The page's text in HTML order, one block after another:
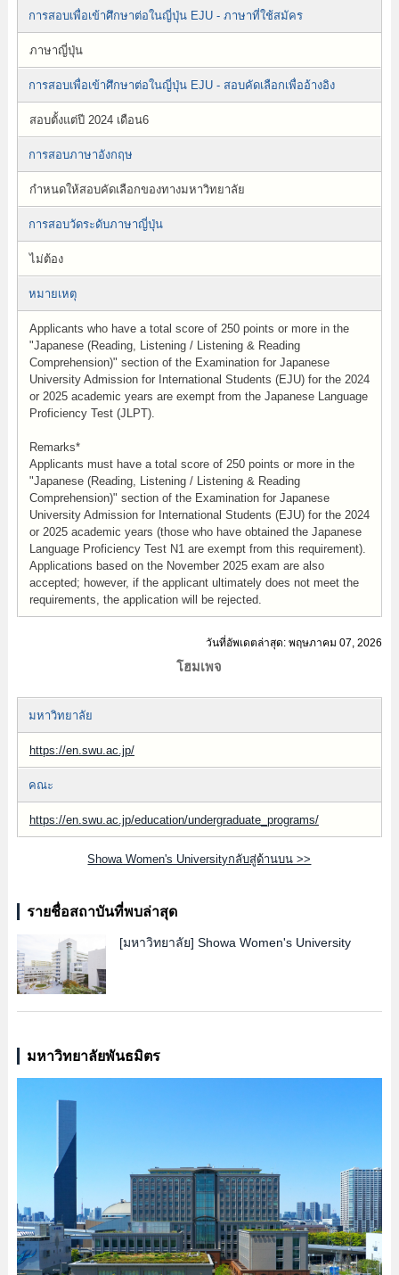
การสอบเพื่อเข้าศึกษาต่อในญี่ปุ่น EJU - ภาษาที่ใช้สมัคร
ภาษาญี่ปุ่น
การสอบเพื่อเข้าศึกษาต่อในญี่ปุ่น EJU - สอบคัดเลือกเพื่ออ้างอิง
สอบตั้งแต่ปี 2024 เดือน6
การสอบภาษาอังกฤษ
กำหนดให้สอบคัดเลือกของทางมหาวิทยาลัย
การสอบวัดระดับภาษาญี่ปุ่น
ไม่ต้อง
หมายเหตุ
Applicants who have a total score of 250 points or more in the
"Japanese (Reading, Listening / Listening & Reading
Comprehension)" section of the Examination for Japanese
University Admission for International Students (EJU) for the 2024
or 2025 academic years are exempt from the Japanese Language
Proficiency Test (JLPT).
Remarks*
Applicants must have a total score of 250 points or more in the
"Japanese (Reading, Listening / Listening & Reading
Comprehension)" section of the Examination for Japanese
University Admission for International Students (EJU) for the 2024
or 2025 academic years (those who have obtained the Japanese
Language Proficiency Test N1 are exempt from this requirement).
Applications based on the November 2025 exam are also
accepted; however, if the applicant ultimately does not meet the
requirements, the application will be rejected.
วันที่อัพเดตล่าสุด: พฤษภาคม 07, 2026
โฮมเพจ
มหาวิทยาลัย
https://en.swu.ac.jp/
คณะ
https://en.swu.ac.jp/education/undergraduate_programs/
Showa Women's Universityกลับสู่ด้านบน >>
รายชื่อสถาบันที่พบล่าสุด
[มหาวิทยาลัย] Showa Women's University
มหาวิทยาลัยพันธมิตร